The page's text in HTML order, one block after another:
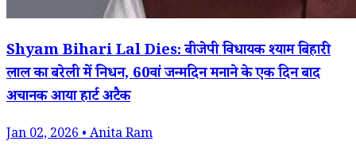
Shyam Bihari Lal Dies: बीजेपी विधायक श्याम बिहारी
लाल का बरेली में निधन, 60वां जन्मदिन मनाने के एक दिन बाद
अचानक आया हार्ट अटैक
Jan 02, 2026 • Anita Ram